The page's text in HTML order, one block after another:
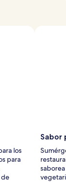
los
para
de
Sabor